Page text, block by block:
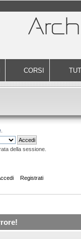
CORSI
.
della sessione.
Registrati